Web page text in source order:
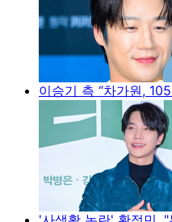
이승기 측 “차가원,